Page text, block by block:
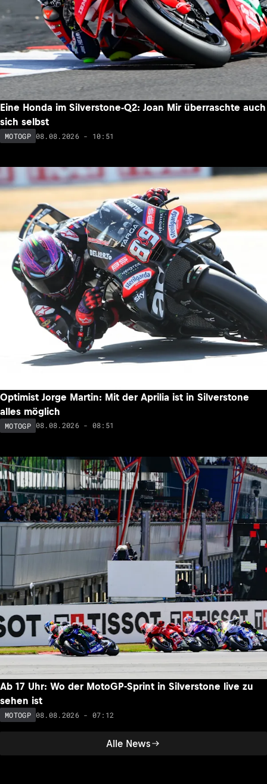
Alle News
Eine Honda im Silverstone-Q2: Joan Mir überraschte auch
sich selbst
MOTOGP 08.08.2026 - 10:51
Optimist Jorge Martin: Mit der Aprilia ist in Silverstone
alles möglich
MOTOGP 08.08.2026 - 08:51
Ab 17 Uhr: Wo der MotoGP-Sprint in Silverstone live zu
sehen ist
MOTOGP 08.08.2026 - 07:12